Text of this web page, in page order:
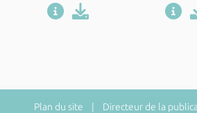
Plan du site | Directeur de la